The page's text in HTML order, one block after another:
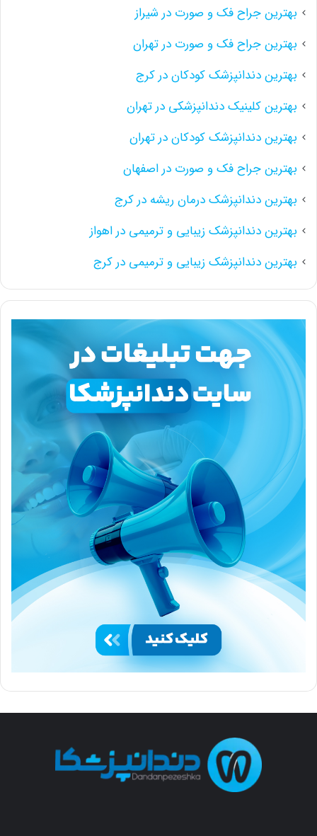
بهترین جراح فک و صورت در شیراز
بهترین جراح فک و صورت در تهران
بهترین دندانپزشک کودکان در کرج
بهترین کلینیک دندانپزشکی در تهران
بهترین دندانپزشک کودکان در تهران
بهترین جراح فک و صورت در اصفهان
بهترین دندانپزشک درمان ریشه در کرج
بهترین دندانپزشک زیبایی و ترمیمی در اهواز
بهترین دندانپزشک زیبایی و ترمیمی در کرج